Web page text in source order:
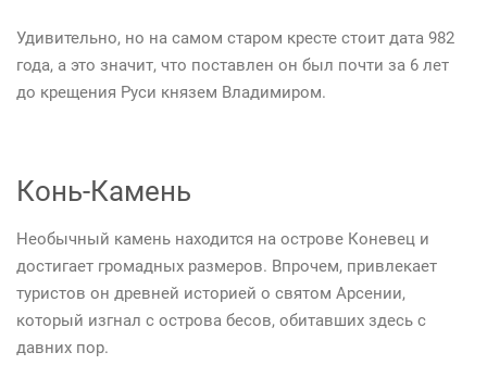
Удивительно, но на самом старом кресте стоит дата 982
года, а это значит, что поставлен он был почти за 6 лет
до крещения Руси князем Владимиром.
Конь-Камень
Необычный камень находится на острове Коневец и
достигает громадных размеров. Впрочем, привлекает
туристов он древней историей о святом Арсении,
который изгнал с острова бесов, обитавших здесь с
давних пор.